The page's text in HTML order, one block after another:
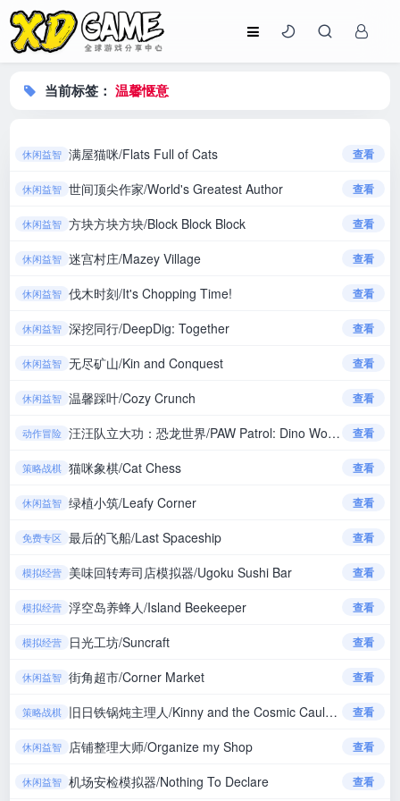
当前标签： 温馨惬意
休闲益智 满屋猫咪/Flats Full of Cats 查看
休闲益智 世间顶尖作家/World's Greatest Author 查看
休闲益智 方块方块方块/Block Block Block 查看
休闲益智 迷宫村庄/Mazey Village 查看
休闲益智 伐木时刻/It's Chopping Time! 查看
休闲益智 深挖同行/DeepDig: Together 查看
休闲益智 无尽矿山/Kin and Conquest 查看
休闲益智 温馨踩叶/Cozy Crunch 查看
动作冒险 汪汪队立大功：恐龙世界/PAW Patrol: Dino World 查看
策略战棋 猫咪象棋/Cat Chess 查看
休闲益智 绿植小筑/Leafy Corner 查看
免费专区 最后的飞船/Last Spaceship 查看
模拟经营 美味回转寿司店模拟器/Ugoku Sushi Bar 查看
模拟经营 浮空岛养蜂人/Island Beekeeper 查看
模拟经营 日光工坊/Suncraft 查看
休闲益智 街角超市/Corner Market 查看
策略战棋 旧日铁锅炖主理人/Kinny and the Cosmic Cauldron 查看
休闲益智 店铺整理大师/Organize my Shop 查看
休闲益智 机场安检模拟器/Nothing To Declare 查看